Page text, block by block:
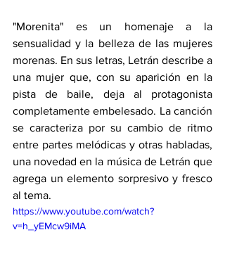
"Morenita" es un homenaje a la
sensualidad y la belleza de las mujeres
morenas. En sus letras, Letrán describe a
una mujer que, con su aparición en la
pista de baile, deja al protagonista
completamente embelesado. La canción
se caracteriza por su cambio de ritmo
entre partes melódicas y otras habladas,
una novedad en la música de Letrán que
agrega un elemento sorpresivo y fresco
al tema.
https://www.youtube.com/watch?
v=h_yEMcw9iMA